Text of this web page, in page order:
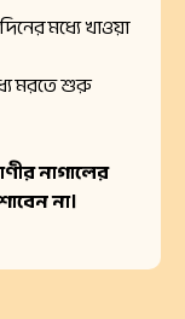
মধ্যে খাওয়া
মরতে শুরু
নাগালের
না।